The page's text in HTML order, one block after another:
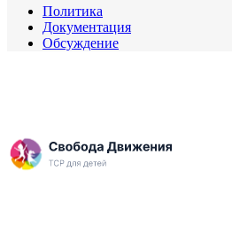
Политика
Документация
Обсуждение